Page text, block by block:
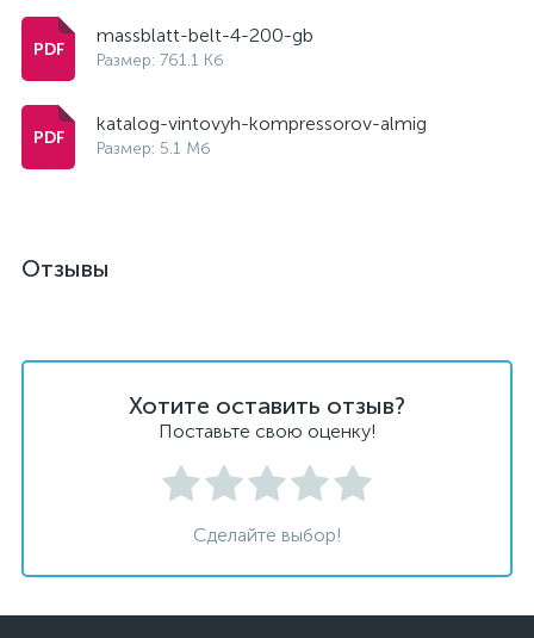
massblatt-belt-4-200-gb
Размер: 761.1 Кб
katalog-vintovyh-kompressorov-almig
Размер: 5.1 Мб
Отзывы
Хотите оставить отзыв?
Поставьте свою оценку!
Сделайте выбор!